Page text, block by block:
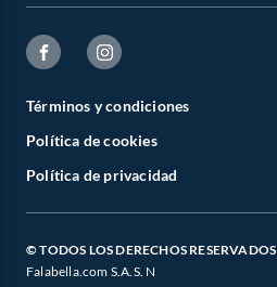
Términos y condiciones
Política de cookies
Política de privacidad
© TODOS LOS DERECHOS RESERVADOS
Falabella.com S.A.S. N